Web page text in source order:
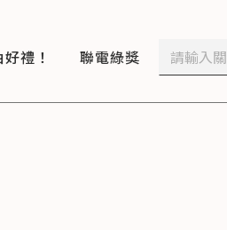
禮！ 聯電綠獎